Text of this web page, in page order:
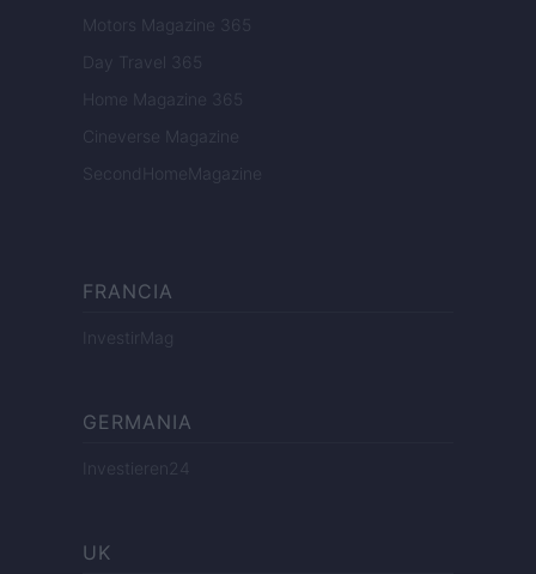
Motors Magazine 365
Day Travel 365
Home Magazine 365
Cineverse Magazine
SecondHomeMagazine
FRANCIA
InvestirMag
GERMANIA
Investieren24
UK